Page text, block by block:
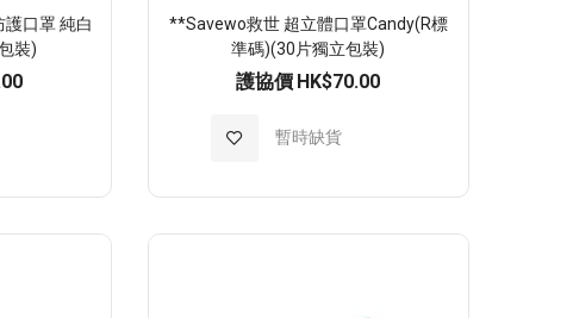
口罩 純白
裝)
**Savewo救世 超立體口罩Candy(R標
準碼)(30片獨立包裝)
護協價 HK$70.00
暫時缺貨
加
至